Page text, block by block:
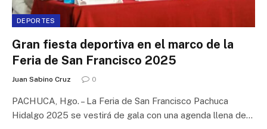
DEPORTES
Gran fiesta deportiva en el marco de la
Feria de San Francisco 2025
Juan Sabino Cruz 0
PACHUCA, Hgo. – La Feria de San Francisco Pachuca
Hidalgo 2025 se vestirá de gala con una agenda llena de…